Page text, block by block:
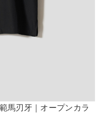
馬刃牙｜オープンカラ